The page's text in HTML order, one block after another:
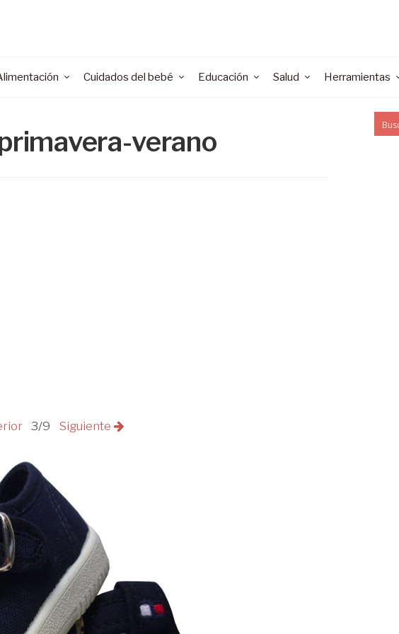
Cuidados del bebé Educación Salud Herramientas
verano
3/9 Siguiente